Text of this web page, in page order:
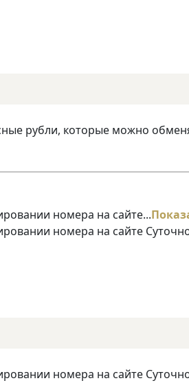
рубли, которые можно
номера на сайте...
номера на сайте
номера на сайте